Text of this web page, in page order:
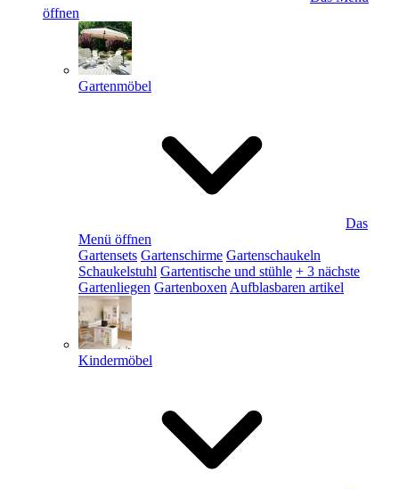
öffnen
Gartenmöbel
Das
Menü öffnen
Gartensets Gartenschirme Gartenschaukeln
Schaukelstuhl Gartentische und stühle + 3 nächste
Gartenliegen Gartenboxen Aufblasbaren artikel
Kindermöbel